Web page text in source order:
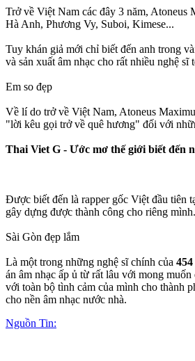
Trở về Việt Nam các đây 3 năm, Atoneus
Hà Anh, Phương Vy, Suboi, Kimese...
Tuy khán giả mới chỉ biết đến anh trong
và sản xuất âm nhạc cho rất nhiều nghệ
Em so đẹp
Về lí do trở về Việt Nam, Atoneus
"lời kêu gọi trở về quê hương" đối với
Thai Viet G - Ước mơ thế giới biết đến
Được biết đến là rapper gốc Việt đầu tiên
gây dựng được thành công cho riêng mình.
Sài Gòn đẹp lắm
Là một trong những nghệ sĩ chính của
án âm nhạc ấp ủ từ rất lâu với mong
với toàn bộ tình cảm của mình cho thành
cho nền âm nhạc nước nhà.
Nguồn Tin: